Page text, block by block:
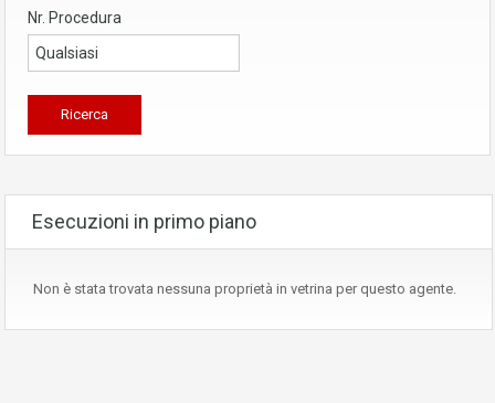
Nr. Procedura
Esecuzioni in primo piano
Non è stata trovata nessuna proprietà in vetrina per questo agente.